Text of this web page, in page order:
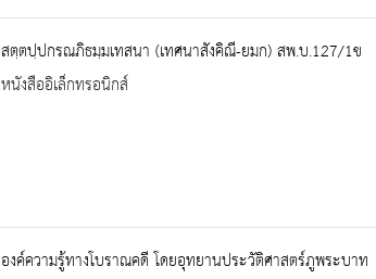
สตฺตปฺปกรณภิธมฺมเทสนา (เทศนาสังคิณี-ยมก) สพ.บ.127/1ข
หนังสืออิเล็กทรอนิกส์
องค์ความรู้ทางโบราณคดี โดยอุทยานประวัติศาสตร์ภูพระบาท